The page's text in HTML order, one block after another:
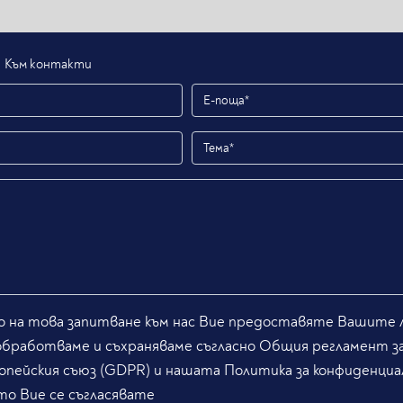
Към контакти
това запитване към нас Вие предоставяте Вашите
и съхраняваме съгласно Общия регламент
съюз (GDPR) и нашата Политика за
Вие се съгласявате